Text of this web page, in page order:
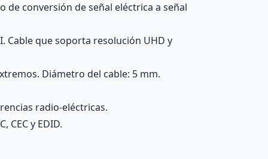
de conversión de señal eléctrica a señal
Cable que soporta resolución UHD y
Diámetro del cable: 5 mm.
radio-eléctricas.
CEC y EDID.